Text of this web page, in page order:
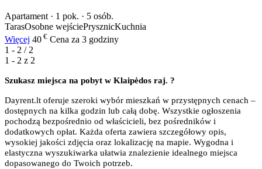
Apartament · 1 pok. · 5 osób.
TarasOsobne wejściePrysznicKuchnia
Więcej 40 € Cena za 3 godziny
1 - 2 / 2
1 - 2 z 2
Szukasz miejsca na pobyt w Klaipėdos raj. ?
Dayrent.lt oferuje szeroki wybór mieszkań w przystępnych cenach –
dostępnych na kilka godzin lub całą dobę. Wszystkie ogłoszenia
pochodzą bezpośrednio od właścicieli, bez pośredników i
dodatkowych opłat. Każda oferta zawiera szczegółowy opis,
wysokiej jakości zdjęcia oraz lokalizację na mapie. Wygodna i
elastyczna wyszukiwarka ułatwia znalezienie idealnego miejsca
dopasowanego do Twoich potrzeb.